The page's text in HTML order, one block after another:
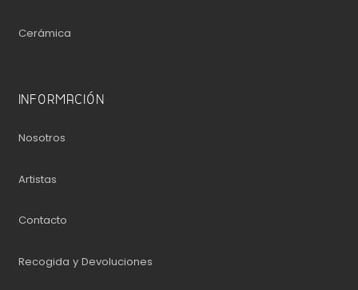
Cerámica
INFORMACIÓN
Nosotros
Artistas
Contacto
Recogida y Devoluciones